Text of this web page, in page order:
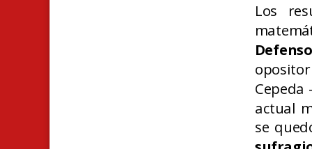
Los
actual
se